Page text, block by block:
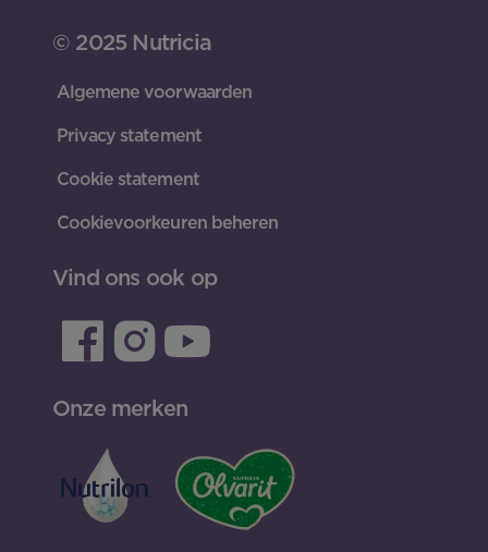
© 2025 Nutricia
Algemene voorwaarden
Privacy statement
Cookie statement
Cookievoorkeuren beheren
Vind ons ook op
Onze merken